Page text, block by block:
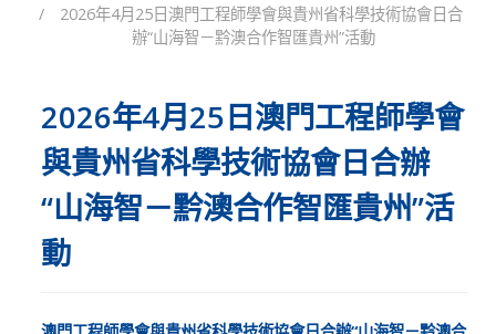
2026年4月25日澳門工程師學會與貴州省科學技術協會日合
辦“山海智－黔澳合作智匯貴州”活動
2026年4月25日澳門工程師學會
與貴州省科學技術協會日合辦
“山海智－黔澳合作智匯貴州”活
動